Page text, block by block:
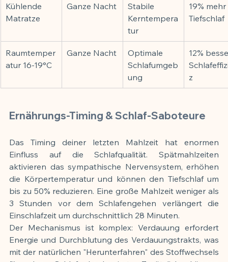
Kühlende
Matratze
Ganze Nacht
Stabile
Kerntempera
tur
19% mehr
Tiefschlaf
Raumtemper
atur 16-19°C
Ganze Nacht
Optimale
Schlafumgeb
ung
12%
z
Ernährungs-Timing & Schlaf-Saboteure
Das Timing deiner letzten Mahlzeit hat enormen
Einfluss auf die Schlafqualität. Spätmahlzeiten
aktivieren das sympathische Nervensystem, erhöhen
die Körpertemperatur und können den Tiefschlaf um
bis zu 50% reduzieren. Eine große Mahlzeit weniger als
3 Stunden vor dem Schlafengehen verlängert die
Einschlafzeit um durchschnittlich 28 Minuten.
Der Mechanismus ist komplex: Verdauung erfordert
Energie und Durchblutung des Verdauungstrakts, was
mit der natürlichen "Herunterfahren" des Stoffwechsels